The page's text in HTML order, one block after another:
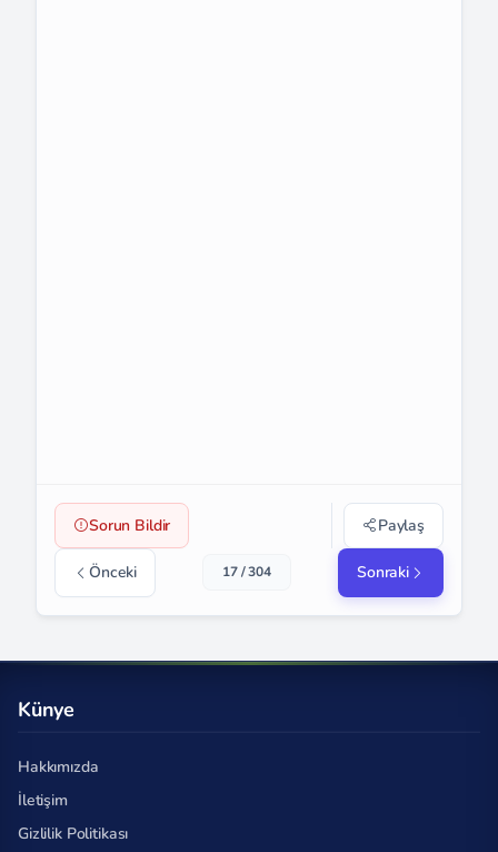
Sorun Bildir Paylaş
Önceki 17 / 304 Sonraki
Künye
Hakkımızda
İletişim
Gizlilik Politikası